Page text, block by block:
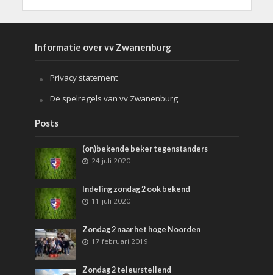
Informatie over vv Zwanenburg
Privacy statement
De spelregels van vv Zwanenburg
Posts
(on)bekende beker tegenstanders
24 juli 2020
Indeling zondag 2 ook bekend
11 juli 2020
Zondag 2 naar het hoge Noorden
17 februari 2019
Zondag 2 teleurstellend